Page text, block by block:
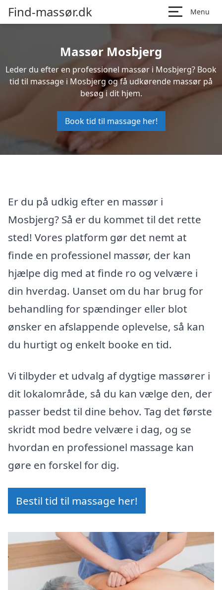
Find-massør.dk Menu
Massør Mosbjerg
Leder du efter en professionel massør i Mosbjerg? Book
tid til massage i Mosbjerg og få udkørende massør på
besøg i dit hjem.
Book tid til massage her!
Er du på udkig efter en massør i
Mosbjerg? Så er du kommet til det rette
sted! Vores platform gør det nemt at
finde en professionel massør, der kan
hjælpe dig med at finde ro og velvære i
din hverdag. Uanset om du har brug for
behandling for spændinger eller blot
ønsker en afslappende oplevelse, så kan
du hurtigt og enkelt booke en tid.
Vi tilbyder et udvalg af dygtige massører i
dit lokalområde, så du kan vælge den, der
passer bedst til dine behov. Tag det første
skridt mod bedre velvære i dag, og se
hvordan en professionel massage kan
gøre en forskel for dig.
Bestil tid til massage her!